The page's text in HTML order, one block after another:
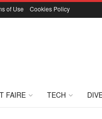
of Use Cookies Policy
FAIRE TECH